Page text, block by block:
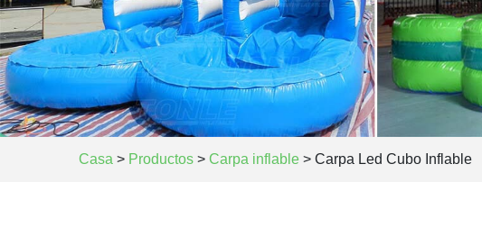
Casa > Productos > Carpa inflable > Carpa Led Cubo Inflable